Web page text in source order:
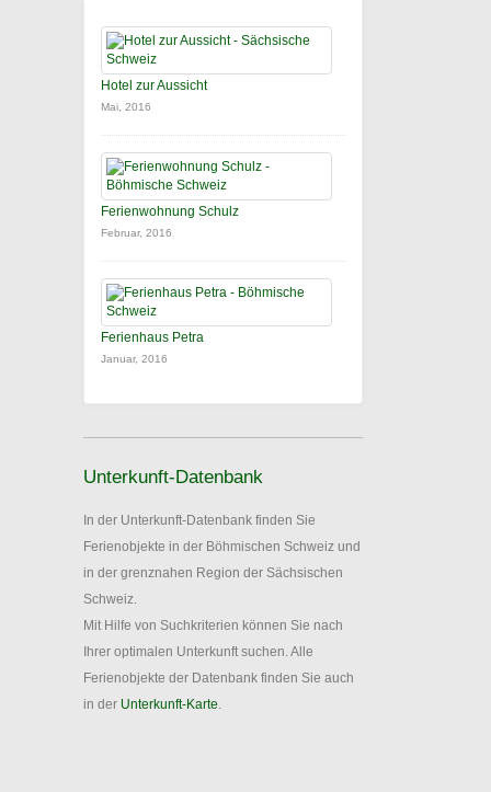
Hotel zur Aussicht
Mai, 2016
Ferienwohnung Schulz
Februar, 2016
Ferienhaus Petra
Januar, 2016
Unterkunft-Datenbank
In der Unterkunft-Datenbank finden Sie
Ferienobjekte in der Böhmischen Schweiz und
in der grenznahen Region der Sächsischen
Schweiz.
Mit Hilfe von Suchkriterien können Sie nach
Ihrer optimalen Unterkunft suchen. Alle
Ferienobjekte der Datenbank finden Sie auch
in der Unterkunft-Karte.